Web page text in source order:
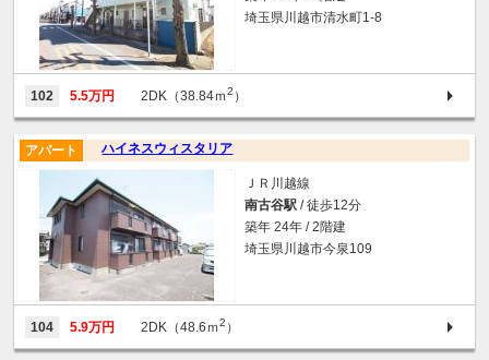
埼玉県川越市清水町1-8
102 5.5万円 2DK（38.84ｍ2 ）
ハイネスウィスタリア
アパート
ＪＲ川越線
南古谷駅 / 徒歩12分
築年 24年 / 2階建
埼玉県川越市今泉109
104 5.9万円 2DK（48.6ｍ2 ）